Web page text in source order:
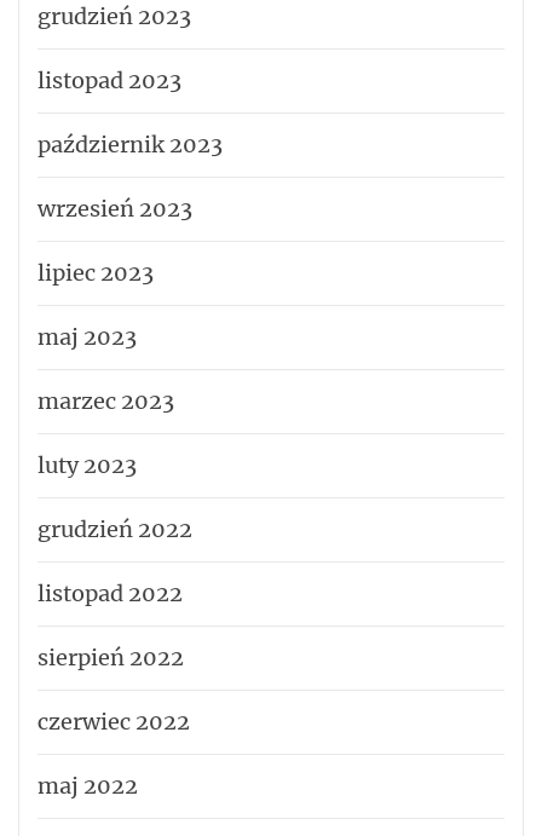
grudzień 2023
listopad 2023
październik 2023
wrzesień 2023
lipiec 2023
maj 2023
marzec 2023
luty 2023
grudzień 2022
listopad 2022
sierpień 2022
czerwiec 2022
maj 2022